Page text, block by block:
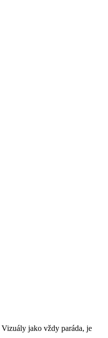
jako vždy paráda, je